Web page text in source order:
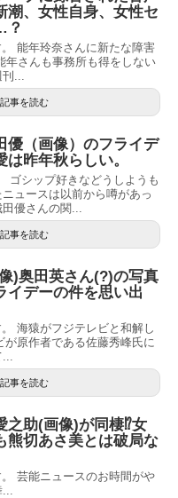
潮、女性自身、女性セ
？
能年玲奈さんに新たな障害
さんも事務所も得をしない
刊...
記事を読む
優（画像）のフライデ
昨年秋らしい。
ゴシップ好きなどうしようも
ュースは以前から噂があっ
優さんの関...
記事を読む
)奥田英さん(?)の写真
イデーの件を思い出
海猿がフジテレビと和解し
が原作者である佐藤秀峰氏に
...
記事を読む
之助(画像)が同棲⁉︎女
熊切あさ美とは破局な
芸能ニュースのお時間がや
...